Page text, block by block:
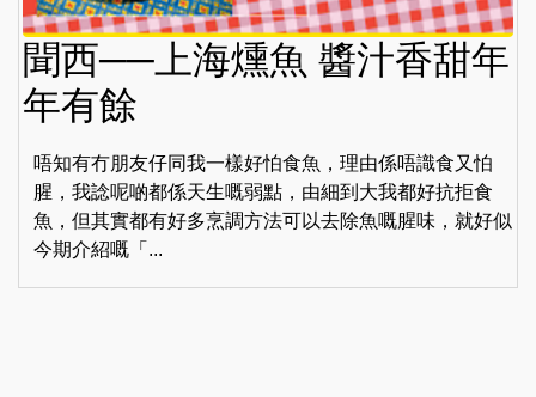
聞西──上海燻魚 醬汁香甜年
年有餘
唔知有冇朋友仔同我一樣好怕食魚，理由係唔識食又怕
腥，我諗呢啲都係天生嘅弱點，由細到大我都好抗拒食
魚，但其實都有好多烹調方法可以去除魚嘅腥味，就好似
今期介紹嘅「...